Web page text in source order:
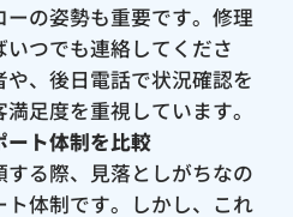
の姿勢も重要です。修理
つでも連絡してくださ
、後日電話で状況確認を
足度を重視しています。
ート体制を比較
する際、見落としがちなの
体制です。しかし、これ